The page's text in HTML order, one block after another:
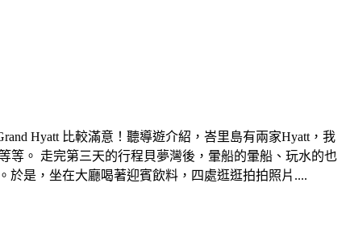
Hyatt 比較滿意！聽導遊介紹，峇里島有兩家Hyatt，我
等。 走完第三天的行程貝夢灣後，暈船的暈船、玩水的也
於是，坐在大廳喝著迎賓飲料，四處逛逛拍拍照片....